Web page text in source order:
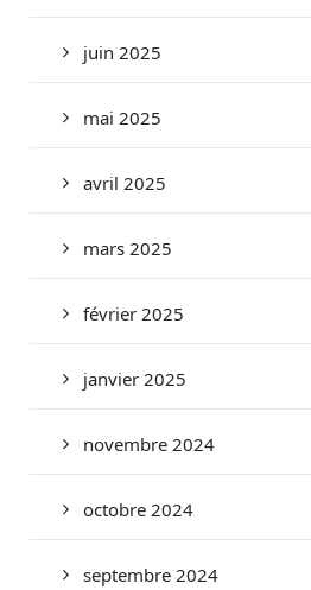
juin 2025
mai 2025
avril 2025
mars 2025
février 2025
janvier 2025
novembre 2024
octobre 2024
septembre 2024